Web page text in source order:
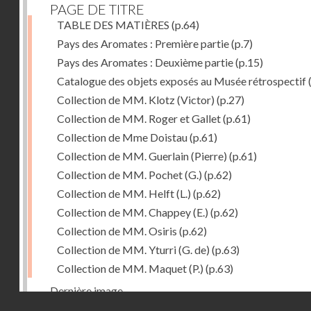
PAGE DE TITRE
TABLE DES MATIÈRES (p.64)
Pays des Aromates : Première partie(p.7)
Pays des Aromates : Deuxième partie(p.15)
Catalogue des objets exposés au Musée rétrospectif
Collection de MM. Klotz (Victor) (p.27)
Collection de MM. Roger et Gallet(p.61)
Collection de Mme Doistau(p.61)
Collection de MM. Guerlain (Pierre) (p.61)
Collection de MM. Pochet (G.) (p.62)
Collection de MM. Helft (L.) (p.62)
Collection de MM. Chappey (E.) (p.62)
Collection de MM. Osiris (p.62)
Collection de MM. Yturri (G. de) (p.63)
Collection de MM. Maquet (P.) (p.63)
Dernière image